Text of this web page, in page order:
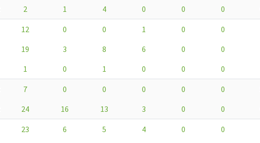
2 1 4 0 0 0
12 0 0 1 0 0
19 3 8 6 0 0
1 0 1 0 0 0
7 0 0 0 0 0
24 16 13 3 0 0
23 6 5 4 0 0